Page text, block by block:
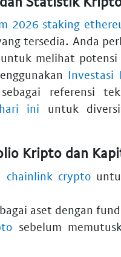
2026 staking
tersedia. Anda
untuk melihat potensi
Investasi
sebagai referensi
ini untuk
Kripto dan
chainlink crypto
aset dengan
sebelum